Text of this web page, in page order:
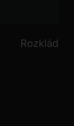
Rozkládací